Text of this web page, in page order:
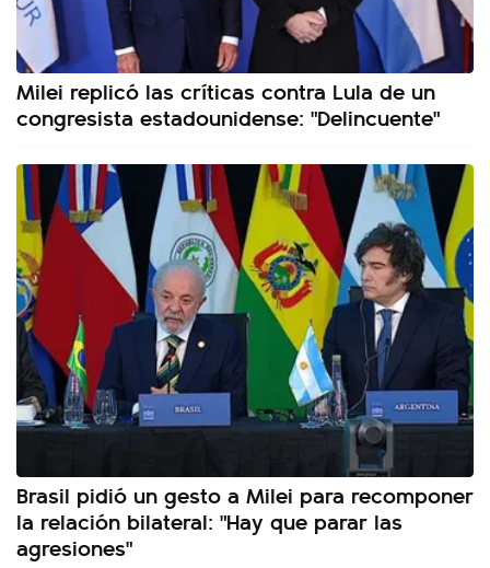
Milei replicó las críticas contra Lula de un
congresista estadounidense: "Delincuente"
Brasil pidió un gesto a Milei para recomponer
la relación bilateral: "Hay que parar las
agresiones"